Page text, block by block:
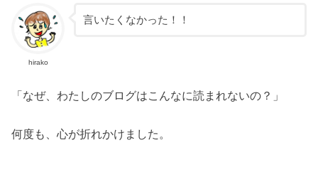
hirako
言いたくなかった！！
「なぜ、わたしのブログはこんなに読まれないの？」
何度も、心が折れかけました。